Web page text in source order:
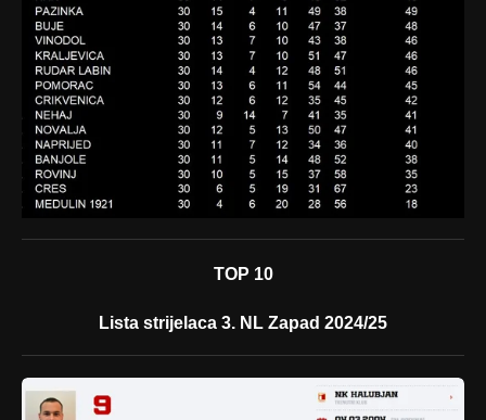
TOP 10
Lista strijelaca 3. NL Zapad 2024/25